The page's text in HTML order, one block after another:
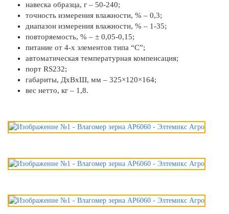
навеска образца, г – 50-240;
точность измерения влажности, % – 0,3;
диапазон измерения влажности, % – 1-35;
повторяемость, % – ± 0,05-0,15;
питание от 4-х элементов типа “С”;
автоматическая температурная компенсация;
порт RS232;
габариты, ДxВxШ, мм – 325×120×164;
вес нетто, кг – 1,8.